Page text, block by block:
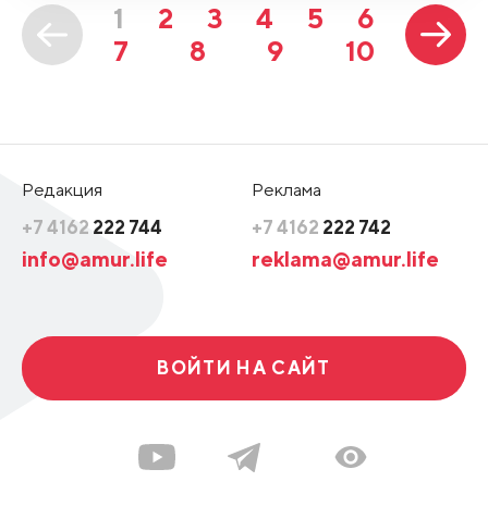
1 2 3 4 5
6
7
8 9 10
Редакция
+7 4162 222 744
info@amur.life
Реклама
+7 4162 222 742
reklama@amur.life
ВОЙТИ НА САЙТ